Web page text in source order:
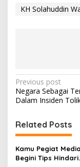
KH Solahuddin
P
o
t
n
a
Previous post
Negara Sebagai
Dalam Insiden
Related Posts
Kamu Pegiat
Begini Tips Hindari